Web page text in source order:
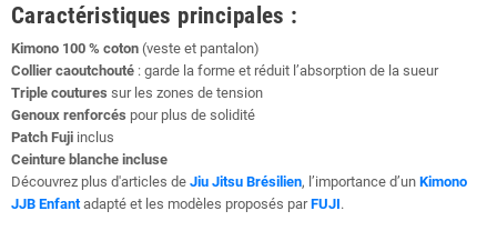
Caractéristiques principales :
Kimono 100 % coton (veste et pantalon)
Collier caoutchouté : garde la forme et réduit l’absorption de la sueur
Triple coutures sur les zones de tension
Genoux renforcés pour plus de solidité
Patch Fuji inclus
Ceinture blanche incluse
Découvrez plus d'articles de Jiu Jitsu Brésilien, l’importance d’un Kimono
JJB Enfantadapté et les modèles proposés parFUJI.